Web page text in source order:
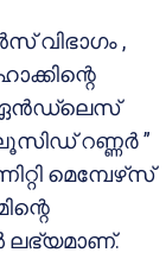
വിഭാഗം ,
ഏൻഡ്ലെസ്
റണ്ണർ ”
മെമ്പേഴ്‌സ്